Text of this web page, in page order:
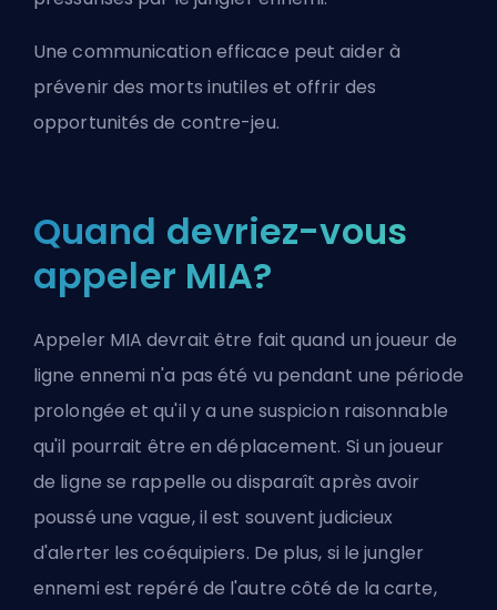
Une communication efficace peut aider à
prévenir des morts inutiles et offrir des
opportunités de contre-jeu.
Quand devriez-vous
appeler MIA?
Appeler MIA devrait être fait quand un joueur de
ligne ennemi n'a pas été vu pendant une période
prolongée et qu'il y a une suspicion raisonnable
qu'il pourrait être endéplacement. Si un joueur
de ligne se rappelle ou disparaît après avoir
poussé une vague, il est souvent judicieux
d'alerter les coéquipiers. De plus, si le jungler
ennemi est repéré de l'autre côté de la carte,